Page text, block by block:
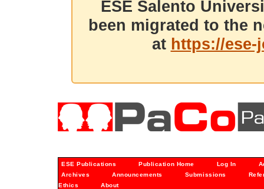
ESE Salento
been migrated to the
at https://
ESE Publications Publication Home Log In
Archives
Announcements Submissions
Ethics
About